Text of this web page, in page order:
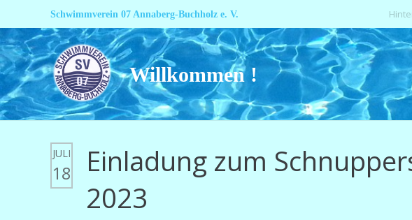
Schwimmverein 07 Annaberg-Buchholz e. V.
Willkommen !
JULI
18
Einladung zum
2023